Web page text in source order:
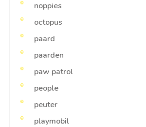
noppies
octopus
paard
paarden
paw patrol
people
peuter
playmobil